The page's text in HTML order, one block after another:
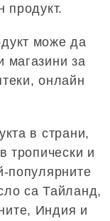
продукт.
може да
магазини за
онлайн
в страни,
тропически и
популярните
са Тайланд,
Индия и